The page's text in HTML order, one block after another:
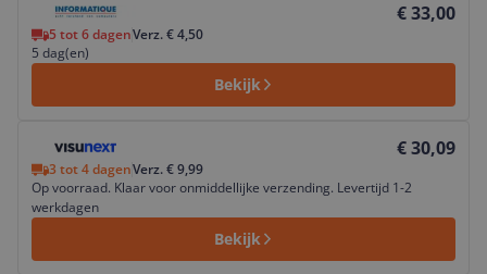
€ 33,00
5 tot 6 dagenVerz. € 4,50
5 dag(en)
Bekijk
€ 30,09
3 tot 4 dagenVerz. € 9,99
Op voorraad. Klaar voor onmiddellijke verzending. Levertijd 1-2
werkdagen
Bekijk